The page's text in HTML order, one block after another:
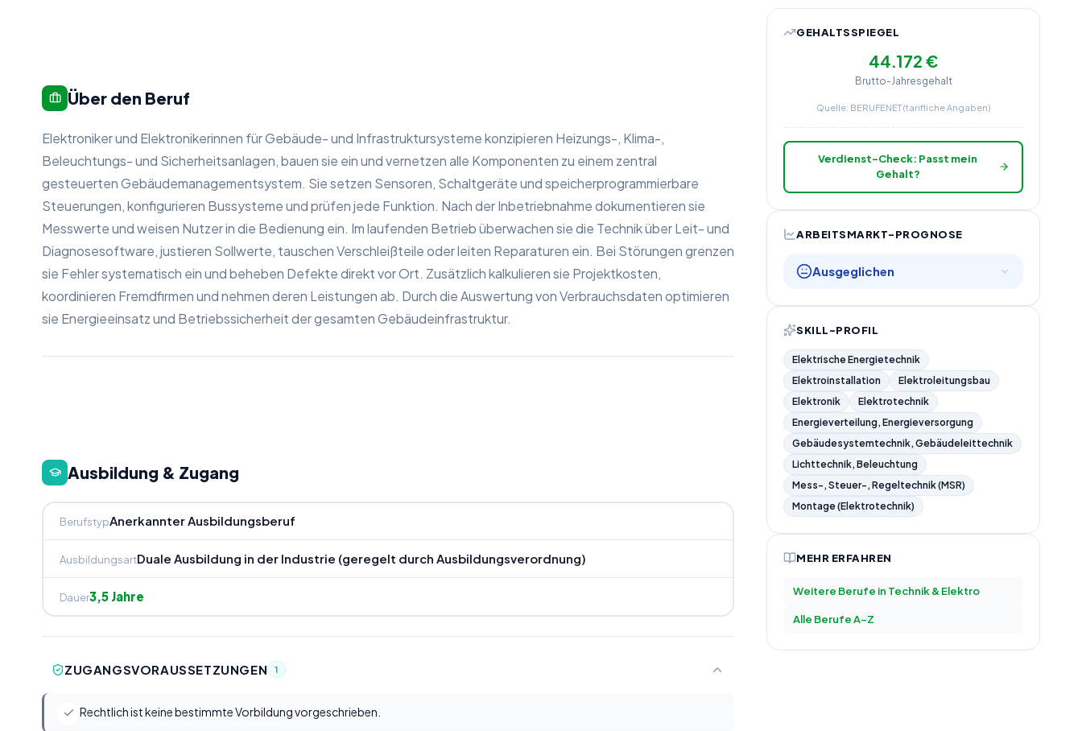
Über den Beruf
Elektroniker und Elektronikerinnen für Gebäude- und Infrastruktursysteme konzipieren Heizungs-, Klima-,
Beleuchtungs- und Sicherheitsanlagen, bauen sie ein und vernetzen alle Komponenten zu einem zentral
gesteuerten Gebäudemanagementsystem. Sie setzen Sensoren, Schaltgeräte und speicherprogrammierbare
Steuerungen, konfigurieren Bussysteme und prüfen jede Funktion. Nach der Inbetriebnahme dokumentieren sie
Messwerte und weisen Nutzer in die Bedienung ein. Im laufenden Betrieb überwachen sie die Technik über Leit- und
Diagnosesoftware, justieren Sollwerte, tauschen Verschleißteile oder leiten Reparaturen ein. Bei Störungen grenzen
sie Fehler systematisch ein und beheben Defekte direkt vor Ort. Zusätzlich kalkulieren sie Projektkosten,
koordinieren Fremdfirmen und nehmen deren Leistungen ab. Durch die Auswertung von Verbrauchsdaten optimieren
sie Energieeinsatz und Betriebssicherheit der gesamten Gebäudeinfrastruktur.
Ausbildung & Zugang
BerufstypAnerkannter Ausbildungsberuf
AusbildungsartDuale Ausbildung in der Industrie (geregelt durch Ausbildungsverordnung)
Dauer3,5 Jahre
ZUGANGSVORAUSSETZUNGEN 1
Rechtlich ist keine bestimmte Vorbildung vorgeschrieben.
GEHALTSSPIEGEL
44.172 €
Brutto-Jahresgehalt
Quelle: BERUFENET (tarifliche Angaben)
Verdienst-Check: Passt mein
Gehalt?
ARBEITSMARKT-PROGNOSE
Ausgeglichen
SKILL-PROFIL
Elektrische Energietechnik
Elektroinstallation
Elektroleitungsbau
Elektronik
Elektrotechnik
Energieverteilung, Energieversorgung
Gebäudesystemtechnik, Gebäudeleittechnik
Lichttechnik, Beleuchtung
Mess-, Steuer-, Regeltechnik (MSR)
Montage (Elektrotechnik)
MEHR ERFAHREN
Weitere Berufe in Technik & Elektro
Alle Berufe A–Z